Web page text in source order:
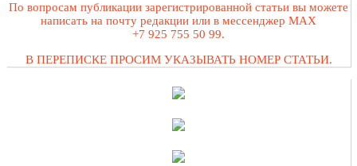
По вопросам публикации зарегистрированной статьи вы можете
написать на почту редакции или в мессенджер MAX
+7 925 755 50 99.
В ПЕРЕПИСКЕ ПРОСИМ УКАЗЫВАТЬ НОМЕР СТАТЬИ.